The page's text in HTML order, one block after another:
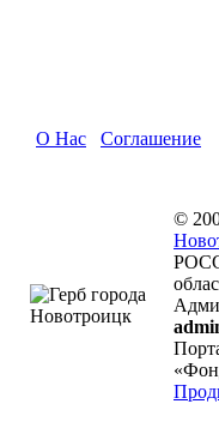
О Нас Соглашение
©